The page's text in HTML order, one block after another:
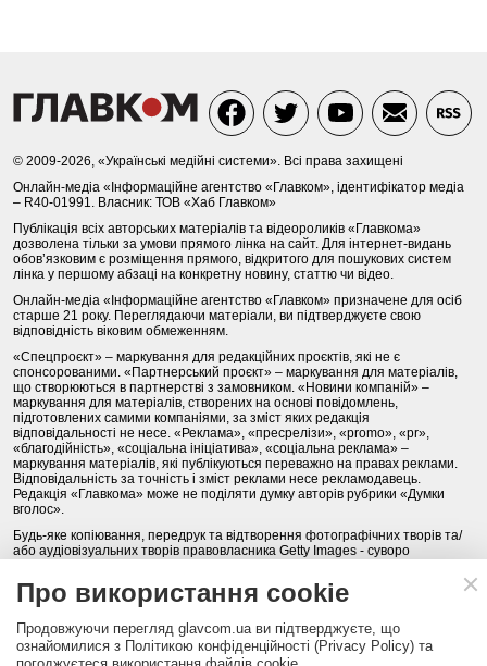
© 2009-2026, «Українські медійні системи». Всі права захищені
Онлайн-медіа «Інформаційне агентство «Главком», ідентифікатор медіа
– R40-01991. Власник: ТОВ «Хаб Главком»
Публікація всіх авторських матеріалів та відеороликів «Главкома»
дозволена тільки за умови прямого лінка на сайт. Для інтернет-видань
обов’язковим є розміщення прямого, відкритого для пошукових систем
лінка у першому абзаці на конкретну новину, статтю чи відео.
Онлайн-медіа «Інформаційне агентство «Главком» призначене для осіб
старше 21 року. Переглядаючи матеріали, ви підтверджуєте свою
відповідність віковим обмеженням.
«Спецпроєкт» – маркування для редакційних проєктів, які не є
спонсорованими. «Партнерський проєкт» – маркування для матеріалів,
що створюються в партнерстві з замовником. «Новини компаній» –
маркування для матеріалів, створених на основі повідомлень,
підготовлених самими компаніями, за зміст яких редакція
відповідальності не несе. «Реклама», «пресрелізи», «promo», «pr»,
«благодійність», «соціальна ініціатива», «соціальна реклама» –
маркування матеріалів, які публікуються переважно на правах реклами.
Відповідальність за точність і зміст реклами несе рекламодавець.
Редакція «Главкома» може не поділяти думку авторів рубрики «Думки
вголос».
Будь-яке копіювання, передрук та відтворення фотографічних творів та/
або аудіовізуальних творів правовласника Getty Images - суворо
Політика конфіденційності (Privacy Policy). Правила сайту
КОНТАКТИ НАША КОМАНДА АРХІВ
Про використання cookie
Продовжуючи перегляд glavcom.ua ви підтверджуєте, що
ознайомилися з Політикою конфіденційності (Privacy Policy) та